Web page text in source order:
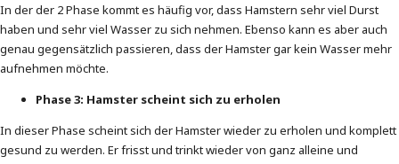
In der der 2 Phase kommt es häufig vor, dass Hamstern sehr viel Durst
haben und sehr viel Wasser zu sich nehmen. Ebenso kann es aber auch
genau gegensätzlich passieren, dass der Hamster gar kein Wasser mehr
aufnehmen möchte.
Phase 3: Hamster scheint sich zu erholen
In dieser Phase scheint sich der Hamster wieder zu erholen und komplett
gesund zu werden. Er frisst und trinkt wieder von ganz alleine und